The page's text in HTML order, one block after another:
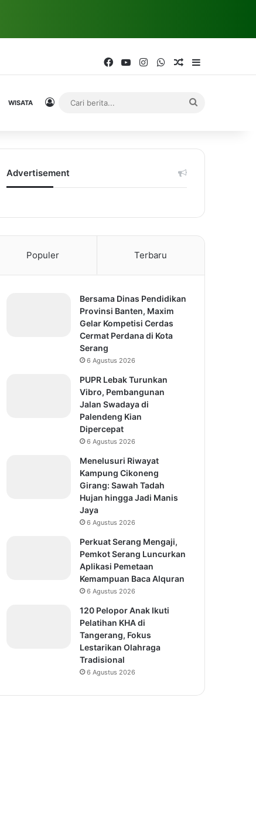
FacebookYouTubeInstagramWhatsAppRandom Article
WISATA Log In
Advertisement
Populer Terbaru
Bersama Dinas Pendidikan
Provinsi Banten, Maxim
Gelar Kompetisi Cerdas
Cermat Perdana di Kota
Serang
6 Agustus 2026
PUPR Lebak Turunkan
Vibro, Pembangunan
Jalan Swadaya di
Palendeng Kian
Dipercepat
6 Agustus 2026
Menelusuri Riwayat
Kampung Cikoneng
Girang: Sawah Tadah
Hujan hingga Jadi Manis
Jaya
6 Agustus 2026
Perkuat Serang Mengaji,
Pemkot Serang Luncurkan
Aplikasi Pemetaan
Kemampuan Baca Alquran
6 Agustus 2026
120 Pelopor Anak Ikuti
Pelatihan KHA di
Tangerang, Fokus
Lestarikan Olahraga
Tradisional
6 Agustus 2026